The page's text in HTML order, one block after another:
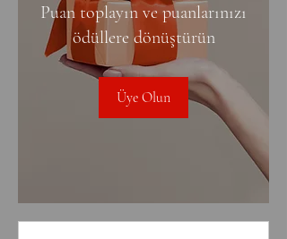
Puan toplayın ve puanlarınızı
ödüllere dönüştürün
Üye Olun